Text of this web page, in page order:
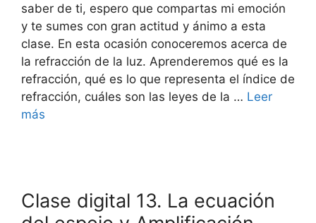
saber de ti, espero que compartas mi emoción
y te sumes con gran actitud y ánimo a esta
clase. En esta ocasión conoceremos acerca de
la refracción de la luz. Aprenderemos qué es la
refracción, qué es lo que representa el índice de
refracción, cuáles son las leyes de la … Leer
más
Clase digital 13. La ecuación